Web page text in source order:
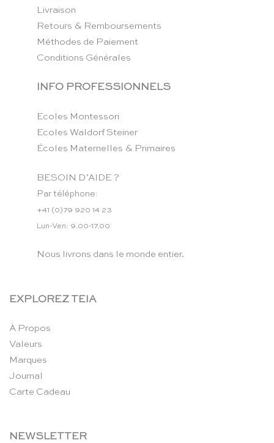
Livraison
Retours & Remboursements
Méthodes de Paiement
Conditions Générales
INFO PROFESSIONNELS
Ecoles Montessori
Ecoles Waldorf Steiner
Écoles Maternelles & Primaires
BESOIN D’AIDE ?
Par téléphone:
+41 (0)79 920 14 23
Lun-Ven: 9.00-17.00
Nous livrons dans le monde entier.
EXPLOREZ TEIA
À Propos
Valeurs
Marques
Journal
Carte Cadeau
NEWSLETTER